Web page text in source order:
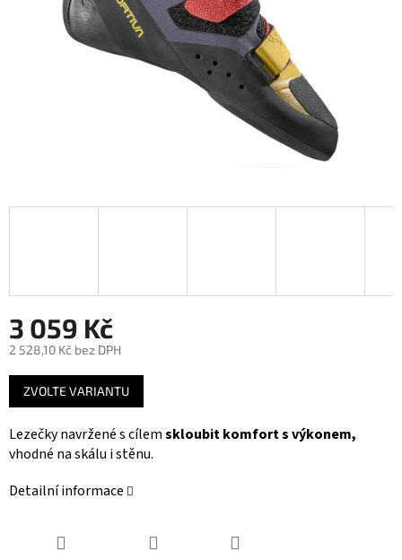
3 059 Kč
2 528,10 Kč bez DPH
Měrná
cena:
ZVOLTE VARIANTU
Lezečky navržené s cílemskloubit komfort s výkonem,
vhodné na skálu i stěnu.
Detailní informace